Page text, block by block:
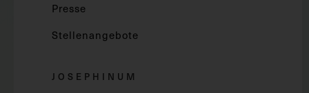
Presse
Stellenangebote
JOSEPHINUM